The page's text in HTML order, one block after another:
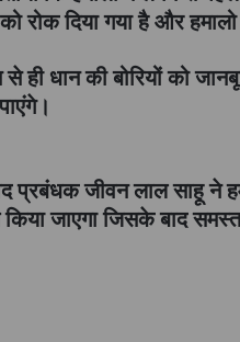
रोक दिया गया है और
ही धान की बोरियों को
प्रबंधक जीवन लाल साहू ने
जाएगा जिसके बाद